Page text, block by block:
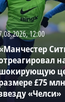
12:00
£75
«Челси»